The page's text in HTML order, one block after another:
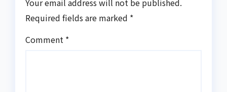
Your email address will not be published.
Required fields are marked *
Comment *